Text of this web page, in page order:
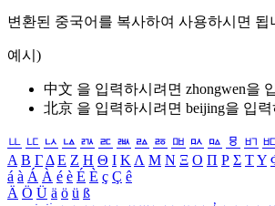
변환된 중국어를 복사하여 사용하시면 됩
예시)
中文 을 입력하시려면 zhongwen을
北京 을 입력하시려면 beijing을 입력
ㅥ ㅦ ㅧ ㅨ ㅩ ㅪ ㅫ ㅬ ㅭ ㅮ ㅯ ㅰ ㅱ ㅲ ㅳ
Α Β ΓΔ Ε Ζ Η Θ Ι ΚΛ Μ Ν Ξ Ο Π Ρ Σ ΤΥ
á à Á À é è É È ç Ç ê
Ä Ö Ü ä ö ü ß